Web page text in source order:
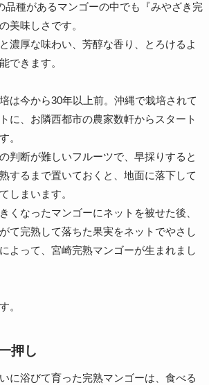
品種があるマンゴーの中でも『みやざき完
美味しさです。
濃厚な味わい、芳醇な香り、とろけるよ
できます。
は今から30年以上前。沖縄で栽培されて
に、お隣西都市の農家数軒からスタート
。
判断が難しいフルーツで、早採りすると
するまで置いておくと、地面に落下して
しまいます。
くなったマンゴーにネットを被せた後、
て完熟して落ちた果実をネットでやさし
よって、宮崎完熟マンゴーが生まれまし
。
押し
に浴びて育った完熟マンゴーは、食べる